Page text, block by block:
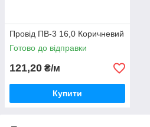
Провід ПВ-3 16,0 Коричневий
Готово до відправки
121,20 ₴/м
Купити